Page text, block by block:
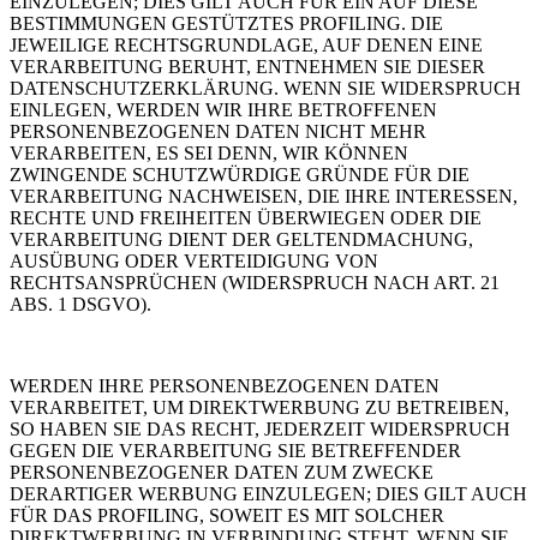
BESTIMMUNGEN GESTÜTZTES PROFILING. DIE
JEWEILIGE RECHTSGRUNDLAGE, AUF DENEN EINE
VERARBEITUNG BERUHT, ENTNEHMEN SIE DIESER
DATENSCHUTZERKLÄRUNG. WENN SIE WIDERSPRUCH
EINLEGEN, WERDEN WIR IHRE BETROFFENEN
PERSONENBEZOGENEN DATEN NICHT MEHR
VERARBEITEN, ES SEI DENN, WIR KÖNNEN
ZWINGENDE SCHUTZWÜRDIGE GRÜNDE FÜR DIE
VERARBEITUNG NACHWEISEN, DIE IHRE INTERESSEN,
RECHTE UND FREIHEITEN ÜBERWIEGEN ODER DIE
VERARBEITUNG DIENT DER GELTENDMACHUNG,
AUSÜBUNG ODER VERTEIDIGUNG VON
RECHTSANSPRÜCHEN (WIDERSPRUCH NACH ART. 21
ABS. 1 DSGVO).
WERDEN IHRE PERSONENBEZOGENEN DATEN
VERARBEITET, UM DIREKTWERBUNG ZU BETREIBEN,
SO HABEN SIE DAS RECHT, JEDERZEIT WIDERSPRUCH
GEGEN DIE VERARBEITUNG SIE BETREFFENDER
PERSONENBEZOGENER DATEN ZUM ZWECKE
DERARTIGER WERBUNG EINZULEGEN; DIES GILT AUCH
FÜR DAS PROFILING, SOWEIT ES MIT SOLCHER